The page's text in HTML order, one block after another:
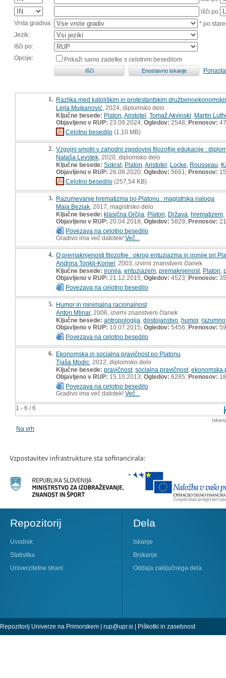
išči po
Vrsta gradiva:
* po
Jezik:
Išči po:
Opcije:
Prikaži samo zadetke s celotnim besedilom
1 - 6 / 6
1. Razlika med katoliškim in protestantskim
Lejla Mujkanović , 2024, diplomsko delo
Ključne besede: Platon Aristotel Tomaž Akvinski Martin
Objavljeno v RUP: 23.09.2024; Ogledov: 2548; Prenosov: 47
Celotno besedilo (1,10 MB)
2. Vzgojni smotri v zahodni zgodovini filozofije edukacije :
Nataša Levstek , 2020, diplomsko delo
Ključne besede: Sokrat, Platon Aristotel Locke Rousseau
Objavljeno v RUP: 26.08.2020; Ogledov: 5661; Prenosov:
Celotno besedilo (257,54 KB)
3. Razumevanje hrematizma po Platonu : magistrska naloga
Maja Bezjak , 2017, magistrsko delo
Ključne besede: klasična Grčija Platon Država hrematizem
Objavljeno v RUP: 20.04.2018; Ogledov: 5829; Prenosov:
Povezava na celotno besedilo
Gradivo ima več datotek! Več...
4. O premaknjenosti filozofije : okrog entuziazma in ironije pri
Andrina Tonkli-Komel , 2003, izvirni znanstveni članek
Ključne besede: ironija entuziazem premaknjenost, Platon
Objavljeno v RUP: 21.12.2015; Ogledov: 4523; Prenosov: 35
Povezava na celotno besedilo
5. Humor in minimalna racionalnost
Anton Mlinar, 2006, izvirni znanstveni članek
Ključne besede: antropologija dostojanstvo humor,
Objavljeno v RUP: 10.07.2015; Ogledov: 5456; Prenosov: 59
Povezava na celotno besedilo
6. Ekonomska in socialna pravičnost po Platonu
Tjaša Modic , 2012, diplomsko delo
Ključne besede: pravičnost, socialna pravičnost, ekonomska
Objavljeno v RUP: 15.10.2013; Ogledov: 6285; Prenosov:
Povezava na celotno besedilo
Gradivo ima več datotek! Več...
Na vrh
Repozitorij
Uvodnik
Statistika
Univerzitetne strani
Dela
Iskanje
Brskanje
Oddaja zaključnega dela
Repozitorij Univerze na Primorskem | rup@upr.si | Piškotki in zasebnost